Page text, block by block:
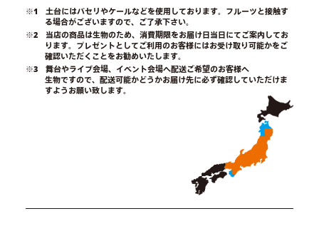
※1 土台にはパセリやケールなどを使用しております。フルーツと接触す
る場合がございますので、ご了承下さい。
※2 当店の商品は生物のため、消費期限をお届け日当日にてご案内してお
ります。プレゼントとしてご利用のお客様にはお受け取り可能かをご
確認いただくことをお勧めいたします。
※3 舞台やライブ会場、イベント会場へ配送ご希望のお客様へ
生物ですので、配送可能かどうかお届け先に必ず確認していただけま
すようお願い致します。